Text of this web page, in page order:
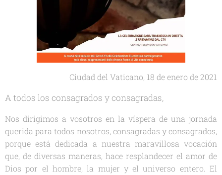
Ciudad del Vaticano, 18 de enero de 2021
A todos los consagrados y consagradas,
Nos dirigimos a vosotros en la víspera de una jornada
querida para todos nosotros, consagradas y consagrados,
porque está dedicada a nuestra maravillosa vocación
que, de diversas maneras, hace resplandecer el amor de
Dios por el hombre, la mujer y el universo entero. El